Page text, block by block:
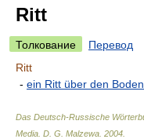
Ritt
Толкование
Перевод
Ritt
- ein Ritt über den
Das Deutsch-Russische
Media D. G. Malzewa 2004